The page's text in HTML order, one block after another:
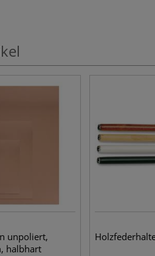
unpoliert,
halbhart